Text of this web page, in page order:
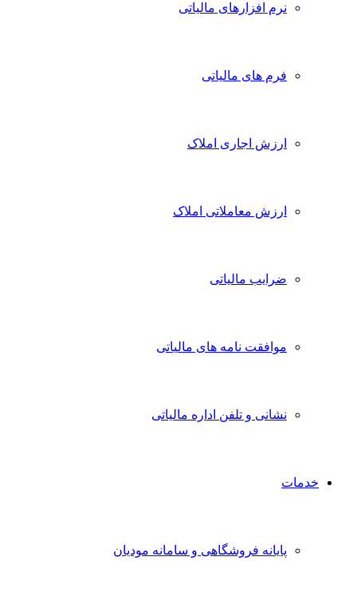
نرم افزارهای مالیاتی
فرم های مالیاتی
ارزش اجاری املاک
ارزش معاملاتی املاک
ضرایب مالیاتی
موافقت نامه های مالیاتی
نشانی و تلفن اداره مالیاتی
خدمات
پایانه فروشگاهی و سامانه مودیان